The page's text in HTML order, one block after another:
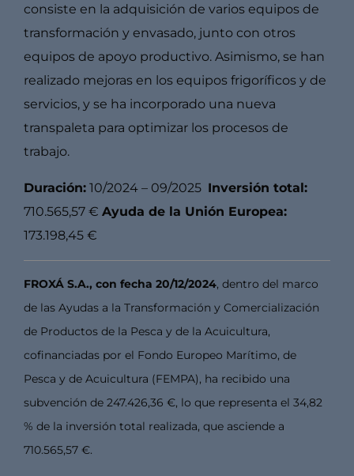
consiste en la adquisición de varios equipos de
transformación y envasado, junto con otros
equipos de apoyo productivo. Asimismo, se han
realizado mejoras en los equipos frigoríficos y de
servicios, y se ha incorporado una nueva
transpaleta para optimizar los procesos de
trabajo.
Duración:10/2024 – 09/2025 Inversión total:
710.565,57 € Ayuda de la Unión Europea:
173.198,45 €
FROXÁ S.A., con fecha 20/12/2024, dentro del marco
de las Ayudas a la Transformación y Comercialización
de Productos de la Pesca y de la Acuicultura,
cofinanciadas por el Fondo Europeo Marítimo, de
Pesca y de Acuicultura (FEMPA), ha recibido una
subvención de 247.426,36 €, lo que representa el 34,82
% de la inversión total realizada, que asciende a
710.565,57 €.